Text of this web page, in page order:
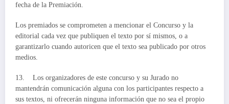
fecha de la Premiación.
Los premiados se comprometen a mencionar el Concurso y la
editorial cada vez que publiquen el texto por sí mismos, o a
garantizarlo cuando autoricen que el texto sea publicado por otros
medios.
13. Los organizadores de este concurso y su Jurado no
mantendrán comunicación alguna con los participantes respecto a
sus textos, ni ofrecerán ninguna información que no sea el propio